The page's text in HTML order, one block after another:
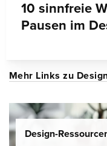
10 sinnfreie
Pausen im
Mehr Links zu
Design-